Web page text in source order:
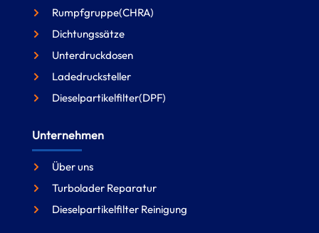
Rumpfgruppe(CHRA)
Dichtungssätze
Unterdruckdosen
Ladedrucksteller
Dieselpartikelfilter(DPF)
Unternehmen
Über uns
Turbolader Reparatur
Dieselpartikelfilter Reinigung